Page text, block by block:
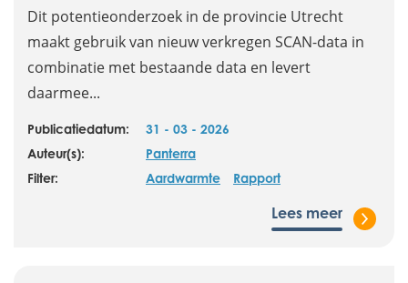
Dit potentieonderzoek in de provincie Utrecht
maakt gebruik van nieuw verkregen SCAN-data in
combinatie met bestaande data en levert
daarmee...
Publicatiedatum:
31 - 03 - 2026
Auteur(s):
Panterra
Filter:
Aardwarmte Rapport
Lees meer